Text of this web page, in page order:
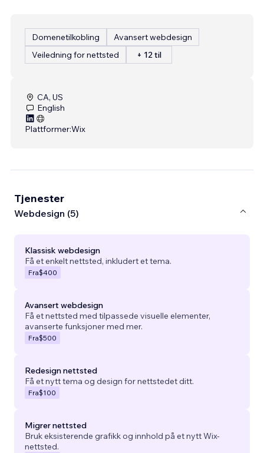
Domenetilkobling
Avansert webdesign
Veiledning for nettsted
+ 12 til
CA, US
English
Plattformer:Wix
Tjenester
Webdesign (5)
Klassisk webdesign
Få et enkelt nettsted, inkludert et tema.
Fra$400
Avansert webdesign
Få et nettsted med tilpassede visuelle elementer,
avanserte funksjoner med mer.
Fra$500
Redesign nettsted
Få et nytt tema og design for nettstedet ditt.
Fra$100
Migrer nettsted
Bruk eksisterende grafikk og innhold på et nytt Wix-
nettsted.